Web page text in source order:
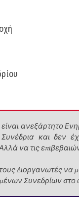
ανεξάρτητο
και δεν
να τις
Διοργανωτές να
Συνεδρίων στο